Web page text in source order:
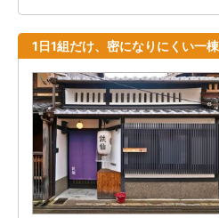
1日1組だけ、密になりにくい一